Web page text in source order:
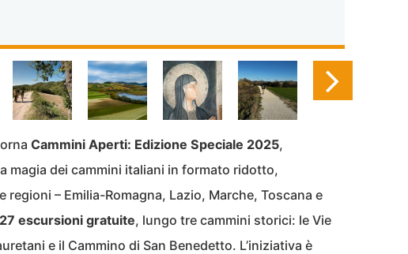
Cammini Aperti: Edizione Speciale 2025,
magia dei cammini italiani in formato ridotto,
– Emilia-Romagna, Lazio, Marche, Toscana e
27 escursioni gratuite, lungo tre cammini storici: le Vie
e il Cammino di San Benedetto. L’iniziativa è